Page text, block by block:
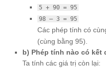
5 + 90 = 95
98 – 3 = 95
Các phép tính có
(cùng bằng 95).
b) Phép tính nào có kết
Ta tính các giá trị còn lại: